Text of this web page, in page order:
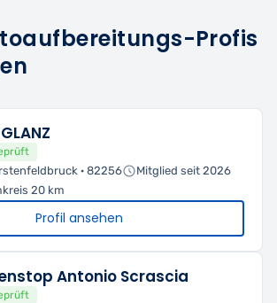
Profis
· 82256
Mitglied seit 2026
20 km
Profil ansehen
Antonio Scrascia